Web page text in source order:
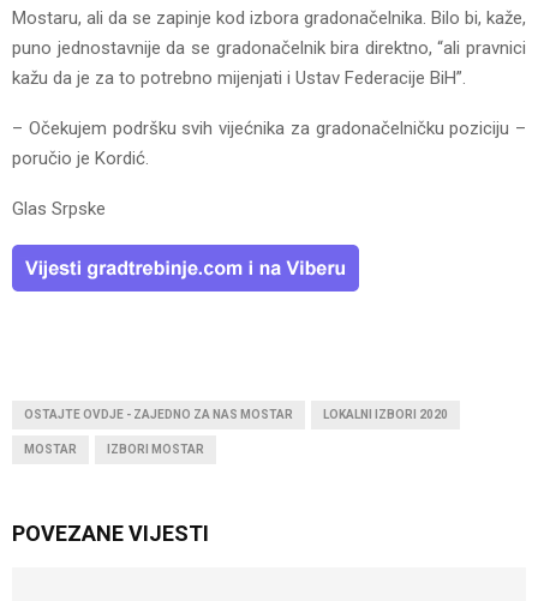
Mostaru, ali da se zapinje kod izbora gradonačelnika. Bilo bi, kaže,
puno jednostavnije da se gradonačelnik bira direktno, “ali pravnici
kažu da je za to potrebno mijenjati i Ustav Federacije BiH”.
– Očekujem podršku svih vijećnika za gradonačelničku poziciju –
poručio je Kordić.
Glas Srpske
OSTAJTE OVDJE - ZAJEDNO ZA NAS MOSTAR LOKALNI IZBORI 2020
MOSTAR IZBORI MOSTAR
POVEZANE VIJESTI